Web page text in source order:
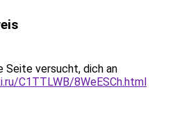
Seite versucht, dich an
C1TTLWB/8WeESCh.html